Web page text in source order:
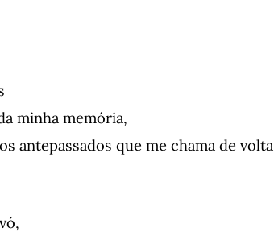
minha memória,
antepassados que me chama de volta